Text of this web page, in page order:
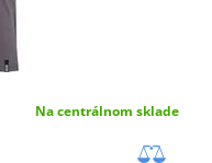
Na centrálnom sklade